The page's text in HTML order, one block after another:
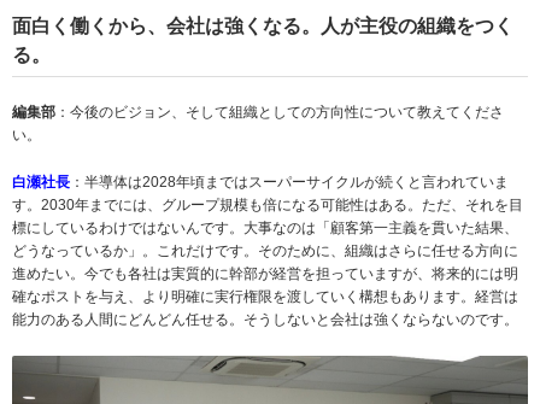
面白く働くから、会社は強くなる。人が主役の組織をつく
る。
編集部 ：今後のビジョン、そして組織としての方向性について教えてくださ
い。
白瀬社長 ：半導体は2028年頃まではスーパーサイクルが続くと言われていま
す。2030年までには、グループ規模も倍になる可能性はある。ただ、それを目
標にしているわけではないんです。大事なのは「顧客第一主義を貫いた結果、
どうなっているか」。これだけです。そのために、組織はさらに任せる方向に
進めたい。今でも各社は実質的に幹部が経営を担っていますが、将来的には明
確なポストを与え、より明確に実行権限を渡していく構想もあります。経営は
能力のある人間にどんどん任せる。そうしないと会社は強くならないのです。